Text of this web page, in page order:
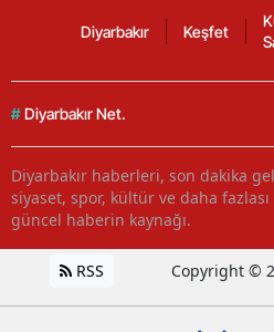
Diyarbakır Keşfet
# Diyarbakır Net.
Diyarbakır haberleri, son dakika
siyaset, spor, kültür ve daha fazlası
güncel haberin kaynağı.
RSS Copyright ©